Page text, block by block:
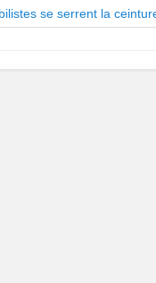
se serrent la